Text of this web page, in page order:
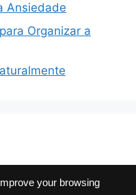
your browsing
Ansiedade
Organizar a